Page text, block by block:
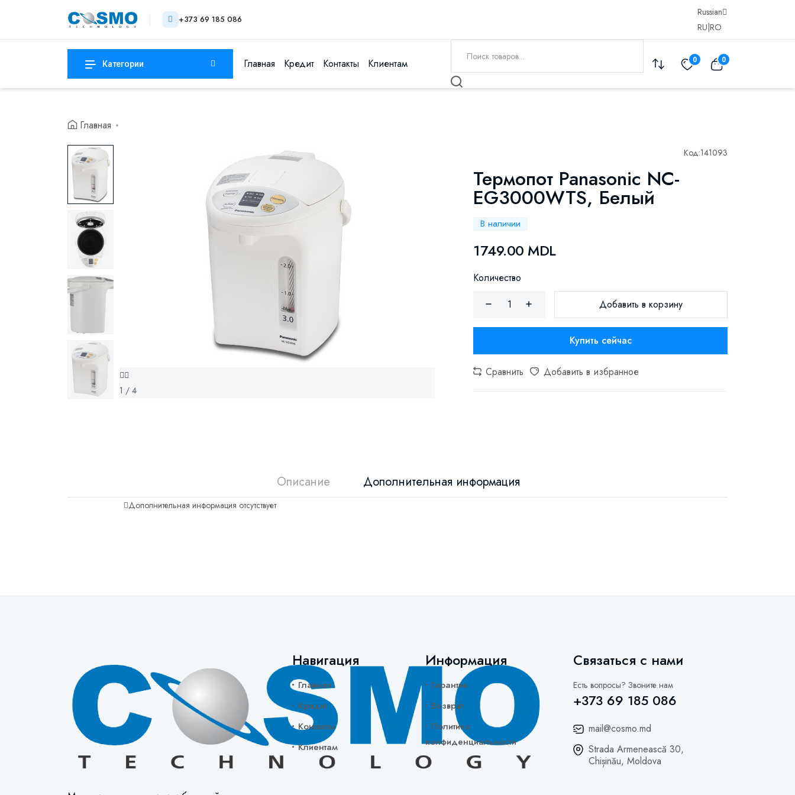
+373 69 185 086
Russian
RU RO
Категории Главная Кредит Контакты Клиентам 0 0
Главная
1 / 4
Код:141093
Термопот Panasonic NC-
EG3000WTS, Белый
В наличии
1749.00 MDL
Количество
Добавить в корзину
Купить сейчас
Сравнить Добавить в избранное
Описание Дополнительная информация
Дополнительная информация отсутствует
Навигация
Главная
Кредит
Контакты
Клиентам
Информация
Гарантия
Возврат
Политика
конфиденциальности
Связаться с нами
Есть вопросы? Звоните нам
+373 69 185 086
mail@cosmo.md
Strada Armenească 30,
Chișinău, Moldova